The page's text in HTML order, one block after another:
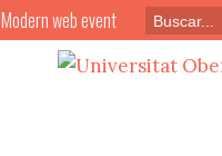
Modern web event